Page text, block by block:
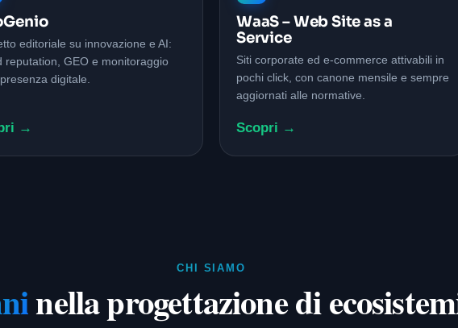
editoriale su innovazione e AI:
reputation, GEO e monitoraggio
digitale.
→
WaaS – Web Site as a
Service
Siti corporate ed e-commerce attivabili in
pochi click, con canone mensile e sempre
aggiornati alle normative.
Scopri →
CHI SIAMO
nella progettazione di